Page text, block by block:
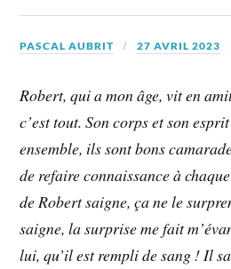
PASCAL AUBRIT 27 AVRIL 2023
Robert, qui a mon âge, vit en
c’est tout. Son corps et son
ensemble, ils sont bons
de refaire connaissance à
de Robert saigne, ça ne le
saigne, la surprise me fait
lui, qu’il est rempli de sang ! Il